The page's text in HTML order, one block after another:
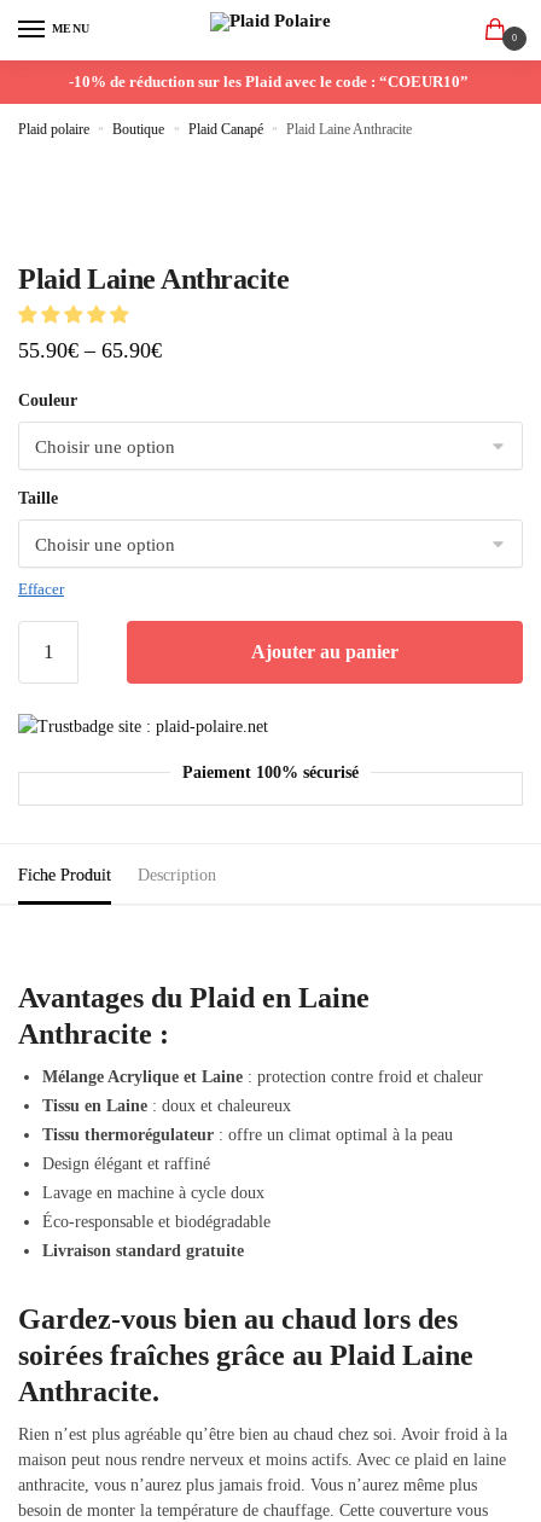
MENU
0
-10% de réduction sur les Plaid avec le code : “COEUR10”
Plaid polaire » Boutique » Plaid Canapé » Plaid Laine Anthracite
Plaid Laine Anthracite
55.90€ – 65.90€
Couleur
Taille
Effacer
Ajouter au panier
Paiement 100% sécurisé
Fiche Produit Description
Avantages du Plaid en Laine
Anthracite :
Mélange Acrylique et Laine : protection contre froid et chaleur
Tissu en Laine : doux et chaleureux
Tissu thermorégulateur : offre un climat optimal à la peau
Design élégant et raffiné
Lavage en machine à cycle doux
Éco-responsable et biodégradable
Livraison standard gratuite
Gardez-vous bien au chaud lors des
soirées fraîches grâce au Plaid Laine
Anthracite.
Rien n’est plus agréable qu’être bien au chaud chez soi. Avoir froid à la
maison peut nous rendre nerveux et moins actifs. Avec ce plaid en laine
anthracite, vous n’aurez plus jamais froid. Vous n’aurez même plus
besoin de monter la température de chauffage. Cette couverture vous